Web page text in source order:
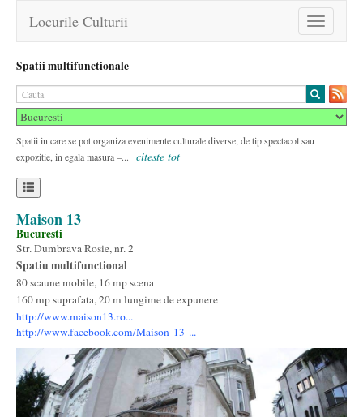
Toggle
navigation
Locurile Culturii
Spatii multifunctionale
Spatii in care se pot organiza evenimente culturale diverse, de tip spectacol sau
expozitie, in egala masura –...
citeste tot
Maison 13
Bucuresti
Str. Dumbrava Rosie, nr. 2
Spatiu multifunctional
80 scaune mobile, 16 mp scena
160 mp suprafata, 20 m lungime de expunere
http://www.maison13.ro...
http://www.facebook.com/Maison-13-...